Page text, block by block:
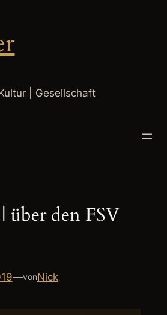
| Gesellschaft
über den FSV
—vonNick